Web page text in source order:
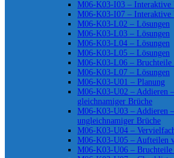
M06-K03-I03 – Interaktive
M06-K03-I07 – Interaktive
M06-K03-L02 – Lösungen
M06-K03-L03 – Lösungen
M06-K03-L04 – Lösungen
M06-K03-L05 – Lösungen
M06-K03-L06 – Bruchteile
M06-K03-L07 – Lösungen
M06-K03-U01 – Planung
M06-K03-U02 – Addieren
gleichnamiger Brüche
M06-K03-U03 – Addieren
ungleichnamiger Brüche
M06-K03-U04 –
M06-K03-U05 – Aufteilen
M06-K03-U06 – Bruchteile